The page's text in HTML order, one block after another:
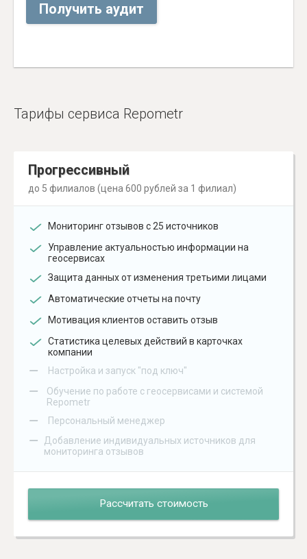
Получить аудит
Тарифы сервиса Repometr
Прогрессивный
до 5 филиалов (цена 600 рублей за 1 филиал)
Мониторинг отзывов с 25 источников
Управление актуальностью информации на
геосервисах
Защита данных от изменения третьими лицами
Автоматические отчеты на почту
Мотивация клиентов оставить отзыв
Статистика целевых действий в карточках
компании
– Настройка и запуск "под ключ"
–
Обучение по работе с геосервисами и системой
Repometr
– Персональный менеджер
–
Добавление индивидуальных источников для
мониторинга отзывов
Рассчитать стоимость